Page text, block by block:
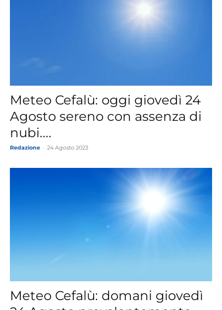
Meteo Cefalù: oggi giovedì 24
Agosto sereno con assenza di
nubi....
Redazione 24 Agosto 2023
Meteo Cefalù: domani giovedì